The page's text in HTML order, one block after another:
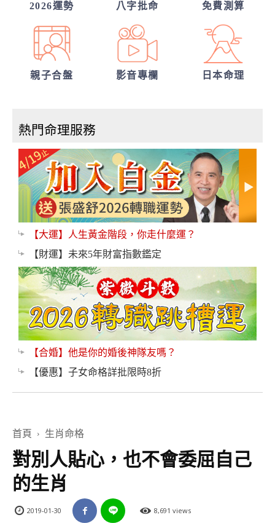
2026運勢 八字批命 免費測算
親子合盤 影音專欄 日本命理
熱門命理服務
【大運】人生黃金階段，你走什麼運？
【財運】未來5年財富指數鑑定
【合婚】他是你的婚後神隊友嗎？
【優惠】子女命格詳批限時8折